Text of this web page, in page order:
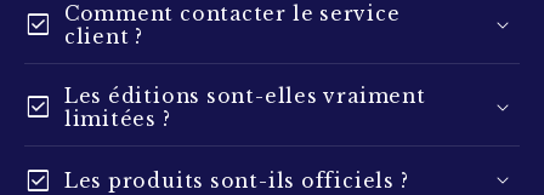
check_box
Comment contacter le service
client ?
check_box
Les éditions sont-elles vraiment
limitées ?
check_box Les produits sont-ils officiels ?